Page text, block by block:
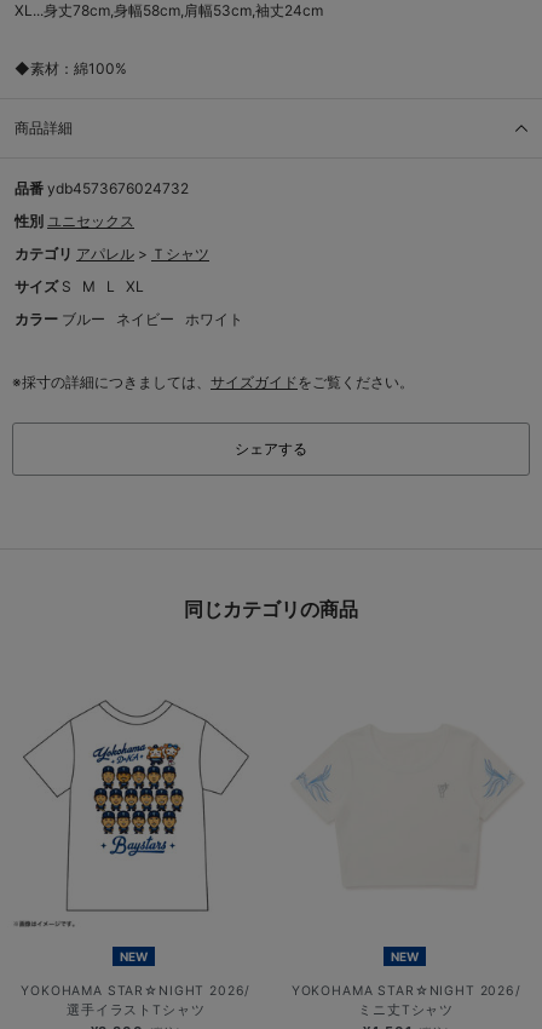
XL...身丈78cm,身幅58cm,肩幅53cm,袖丈24cm
◆素材：綿100%
商品詳細
品番 ydb4573676024732
性別 ユニセックス
カテゴリ アパレル > Ｔシャツ
サイズ S M L
XL
カラー ブルー ネイビー ホワイト
※採寸の詳細につきましては、 サイズガイド をご覧ください。
シェアする
同じカテゴリの商品
NEW
YOKOHAMA STAR☆NIGHT 2026/
選手イラストTシャツ
NEW
YOKOHAMA STAR☆NIGHT 2026/
ミニ丈Tシャツ